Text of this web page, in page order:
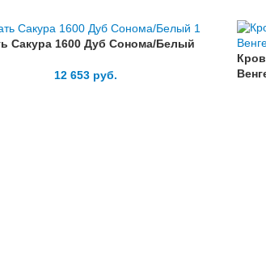
Сакура 1600 Дуб Сонома/Белый
12 653 руб.